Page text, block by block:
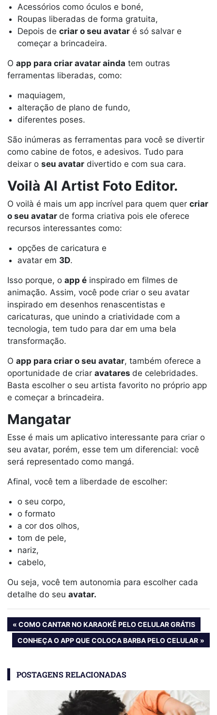
Acessórios como óculos e boné,
Roupas liberadas de forma gratuita,
Depois decriar o seu avatar é só salvar e
começar a brincadeira.
O app para criar avatar ainda tem outras
ferramentas liberadas, como:
maquiagem,
alteração de plano de fundo,
diferentes poses.
São inúmeras as ferramentas para você se divertir
como cabine de fotos, e adesivos. Tudo para
deixar o seu avatar divertido e com sua cara.
Voilà Al Artist Foto Editor.
O voilà é mais um app incrível para quem quer criar
o seu avatar de forma criativa pois ele oferece
recursos interessantes como:
opções de caricatura e
avatar em 3D.
Isso porque, o app é inspirado em filmes de
animação. Assim, você pode criar o seu avatar
inspirado em desenhos renascentistas e
caricaturas, que unindo a criatividade com a
tecnologia, tem tudo para dar em uma bela
transformação.
O app para criar o seu avatar, também oferece a
oportunidade de criar avatares de celebridades.
Basta escolher o seu artista favorito no próprio app
e começar a brincadeira.
Mangatar
Esse é mais um aplicativo interessante para criar o
seu avatar, porém, esse tem um diferencial: você
será representado como mangá.
Afinal, você tem a liberdade de escolher:
o seu corpo,
o formato
a cor dos olhos,
tom de pele,
nariz,
cabelo,
Ou seja, você tem autonomia para escolher cada
detalhe do seu avatar.
Navegação
de
PREVIOUS
POST:
COMO CANTAR NO KARAOKÊ PELO CELULAR GRÁTIS
NEXT
POST:
CONHEÇA O APP QUE COLOCA BARBA PELO CELULAR
POSTAGENS RELACIONADAS